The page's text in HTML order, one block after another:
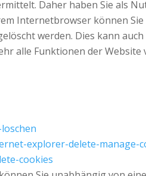
Daher haben Sie als
Internetbrowser können
werden. Dies kann
alle Funktionen der
explorer-delete-manage-
cookies